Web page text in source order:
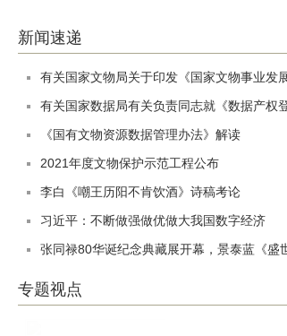
新闻速递
有关国家文物局关于印发《国家文物事业发展
有关国家数据局有关负责同志就《数据产权
《国有文物资源数据管理办法》解读
2021年度文物保护示范工程公布
李白《嘲王历阳不肯饮酒》诗稿考论
习近平：不断做强做优做大我国数字经济
张同禄80华诞纪念典藏展开幕，景泰蓝《盛
专题视点